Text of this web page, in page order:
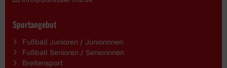
Sportangebot
Fußball Junioren / Juniorinnen
Fußball Senioren / Seniorinnen
Breitensport